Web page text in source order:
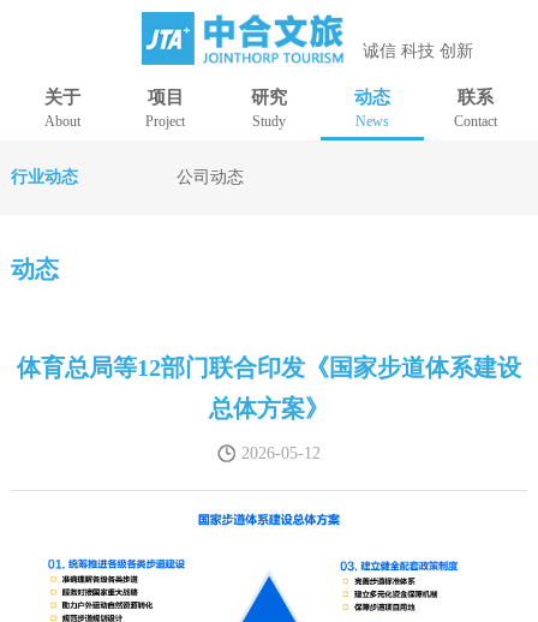
诚信 科技 创新
关于
About
项目
Project
研究
Study
动态
News
联系
Contact
行业动态 公司动态
动态
体育总局等12部门联合印发《国家步道体系建设
总体方案》
2026-05-12